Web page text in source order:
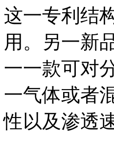
这一专利结
用。另一新
一一款可对
一气体或者
性以及渗透